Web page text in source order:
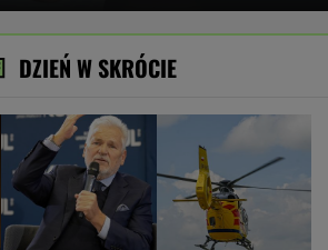
DZIEŃ W SKRÓCIE